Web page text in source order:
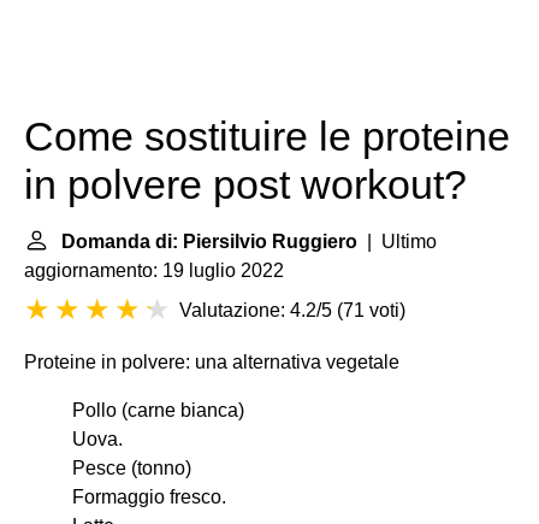
Come sostituire le proteine
in polvere post workout?
Domanda di: Piersilvio Ruggiero | Ultimo
aggiornamento: 19 luglio 2022
Valutazione: 4.2/5 (71 voti)
Proteine in polvere: una alternativa vegetale
Pollo (carne bianca)
Uova.
Pesce (tonno)
Formaggio fresco.